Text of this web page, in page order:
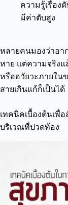
ความรู้เรื่องตั
มีค่าตับสูง
หลายคนมองว่าอา
หาย แต่ความจริง
หรืออวัยวะภายใน
สายเกินแก้ก็เป็นได้
เทคนิคเบื้องต้นเพื่
บริเวณที่ปวดท้อง